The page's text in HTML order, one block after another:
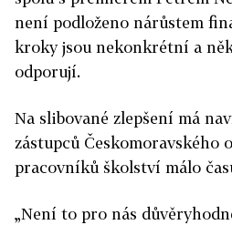
není podloženo nárůstem
kroky jsou nekonkrétní a
odporují.
Na slibované zlepšení má
zástupců Českomoravského
pracovníků školství málo
„Není to pro nás